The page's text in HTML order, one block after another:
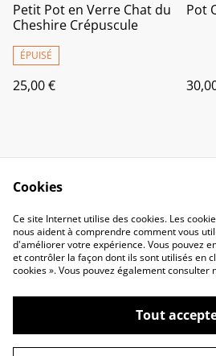
Petit Pot en Verre Chat du
Cheshire Crépuscule
ÉPUISÉ
25,00 €
Pot
Contactez-nous
Politique de cookies
©2026L'Atelier de Neige
Cookies
Ce site Internet utilise des cookies. Les
nous aident à comprendre comment vous
d'améliorer votre expérience. Vous pouvez
et contrôler la façon dont ils sont utilisés en
cookies ». Vous pouvez également consulter
Tout